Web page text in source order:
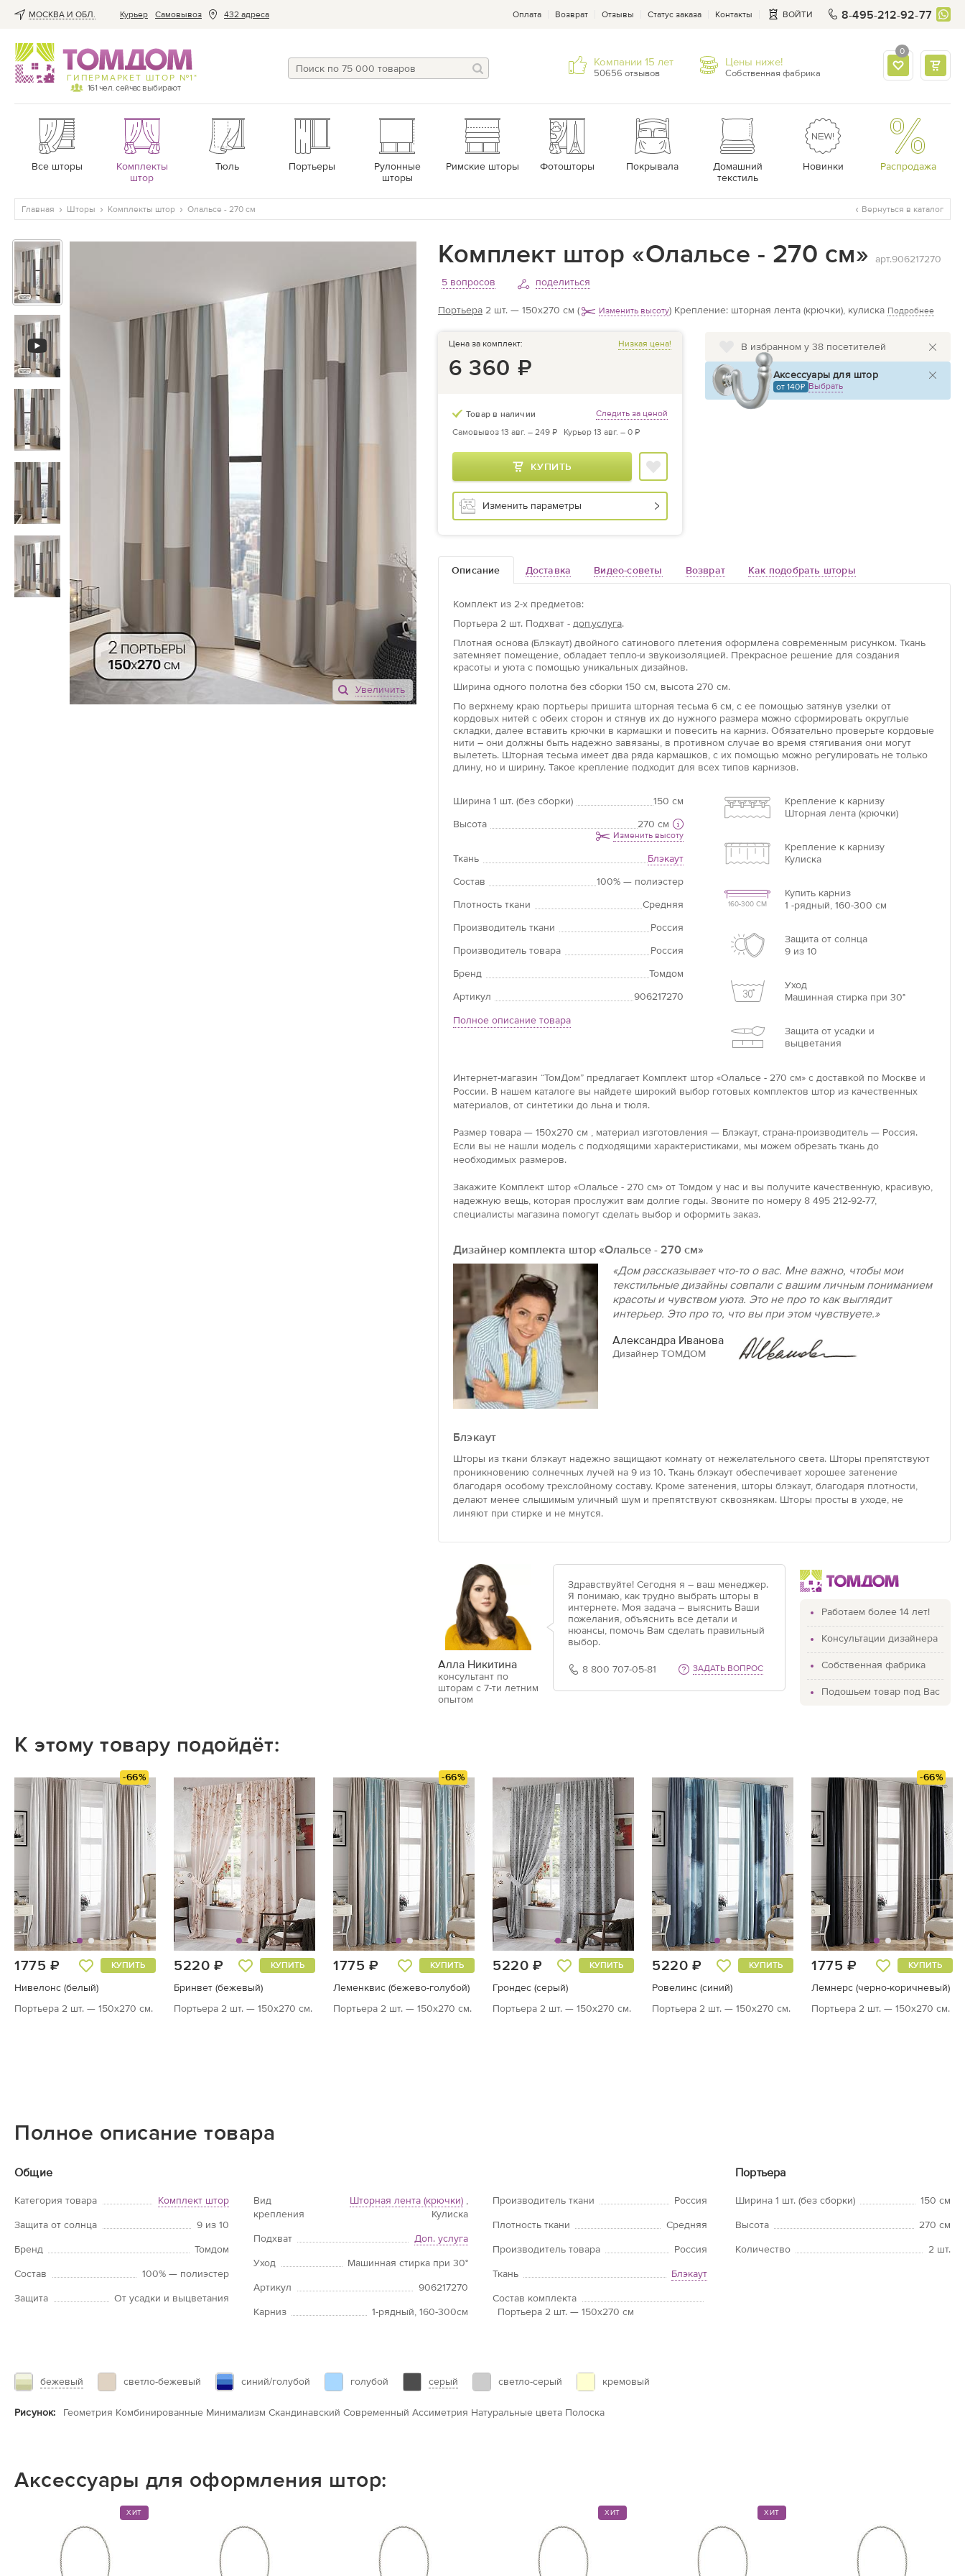
МОСКВА И ОБЛ. Курьер Cамовывоз 432 адреса Оплата Возврат Отзывы Статус заказа Контакты ВОЙТИ 8-495-212-92-77
ГИПЕРМАРКЕТ ШТОР №1*
161 чел. сейчас выбирают
Компании 15 лет
50656 отзывов
Цены ниже!
Собственная фабрика
0
Все шторы
Комплекты
штор
Тюль Портьеры
Рулонные
шторы
Римские шторы Фотошторы Покрывала
Домашний
текстиль
Новинки Распродажа
Главная Шторы Комплекты штор Олальсе - 270 см Вернуться в каталог
Увеличить Увеличить
Комплект штор «Олальсе - 270 см»
арт.906217270
5 вопросов
поделиться
Портьера 2 шт. — 150х270 см ( Изменить высоту) Крепление: шторная лента (крючки), кулиска Подробнее
Цена за комплект: Низкая цена!
6 360 ₽
Товар в наличии
Следить за ценой
Самовывоз 13 авг. – 249 ₽ Курьер 13 авг. – 0 ₽
КУПИТЬ
Изменить параметры
В избранном у 38 посетителей
Аксессуары для штор
от 140 Выбрать
Описание Доставка Видео-советы Возврат Как подобрать шторы
Комплект из 2-х предметов:
Портьера 2 шт. Подхват - доп.услуга.
Плотная основа (Блэкаут) двойного сатинового плетения оформлена современным рисунком. Ткань
затемняет помещение, обладает тепло-и звукоизоляцией. Прекрасное решение для создания
красоты и уюта с помощью уникальных дизайнов.
Ширина одного полотна без сборки 150 см, высота 270 см.
По верхнему краю портьеры пришита шторная тесьма 6 см, с ее помощью затянув узелки от
кордовых нитей с обеих сторон и стянув их до нужного размера можно сформировать округлые
складки, далее вставить крючки в кармашки и повесить на карниз. Обязательно проверьте кордовые
нити – они должны быть надежно завязаны, в противном случае во время стягивания они могут
вылететь. Шторная тесьма имеет два ряда кармашков, с их помощью можно регулировать не только
длину, но и ширину. Такое крепление подходит для всех типов карнизов.
Ширина 1 шт. (без сборки)
150 см
Высота
270 см
Изменить высоту
Ткань
Блэкаут
Состав
100% — полиэстер
Плотность ткани
Средняя
Производитель ткани
Россия
Производитель товара
Россия
Бренд
Томдом
Артикул
906217270
Полное описание товара
Крепление к карнизу
Шторная лента (крючки)
Крепление к карнизу
Кулиска
160-300 СМ
Купить карниз
1 -рядный, 160-300 см
Защита от солнца
9 из 10
Уход
Машинная стирка при 30°
Защита от усадки и
выцветания
Интернет-магазин “ТомДом” предлагает Комплект штор «Олальсе - 270 см» с доставкой по Москве и
России. В нашем каталоге вы найдете широкий выбор готовых комплектов штор из качественных
материалов, от синтетики до льна и тюля.
Размер товара — 150x270 см , материал изготовления — Блэкаут, страна-производитель — Россия.
Если вы не нашли модель с подходящими характеристиками, мы можем обрезать ткань до
необходимых размеров.
Закажите Комплект штор «Олальсе - 270 см» от Томдом у нас и вы получите качественную, красивую,
надежную вещь, которая прослужит вам долгие годы. Звоните по номеру 8 495 212-92-77,
специалисты магазина помогут сделать выбор и оформить заказ.
Дизайнер комплекта штор «Олальсе - 270 см»
«Дом рассказывает что-то о вас. Мне важно, чтобы мои
текстильные дизайны совпали с вашим личным пониманием
красоты и чувством уюта. Это не про то как выглядит
интерьер. Это про то, что вы при этом чувствуете.»
Александра Иванова
Дизайнер ТОМДОМ
Блэкаут
Шторы из ткани блэкаут надежно защищают комнату от нежелательного света. Шторы препятствуют
проникновению солнечных лучей на 9 из 10. Ткань блэкаут обеспечивает хорошее затенение
благодаря особому трехслойному составу. Кроме затенения, шторы блэкаут, благодаря плотности,
делают менее слышимым уличный шум и препятствуют сквознякам. Шторы просты в уходе, не
линяют при стирке и не мнутся.
Длина потолочного карниза
Длина карниза – это базовая цифра, от которой
необходимо отталкиваться при расчётах.
Измерьте ширину оконного проема +20 см =
Алла Никитина
консультант по
шторам с 7-ти летним
опытом
Здравствуйте! Сегодня я – ваш менеджер.
Я понимаю, как трудно выбрать шторы в
интернете. Моя задача – выяснить Ваши
пожелания, объяснить все детали и
нюансы, помочь Вам сделать правильный
выбор.
8 800 707-05-81 ЗАДАТЬ ВОПРОС
Работаем более 14 лет!
Консультации дизайнера
Собственная фабрика
Подошьем товар под Вас
К этому товару подойдёт:
-66%
1775 ₽ КУПИТЬ
Нивелонс (белый)
Портьера 2 шт. — 150х270 см.
5220 ₽ КУПИТЬ
Бринвет (бежевый)
Портьера 2 шт. — 150х270 см.
-66%
1775 ₽ КУПИТЬ
Леменквис (бежево-голубой)
Портьера 2 шт. — 150х270 см.
5220 ₽ КУПИТЬ
Грондес (серый)
Портьера 2 шт. — 150х270 см.
5220 ₽ КУПИТЬ
Ровелинс (синий)
Портьера 2 шт. — 150х270 см.
-66%
1775 ₽ КУПИТЬ
Лемнерс (черно-коричневый)
Портьера 2 шт. — 150х270 см.
Полное описание товара
Общие
Категория товара
Комплект штор
Защита от солнца
9 из 10
Бренд
Томдом
Состав
100% — полиэстер
Защита
От усадки и выцветания
Вид
крепления
Шторная лента (крючки) ,
Кулиска
Подхват
Доп. услуга
Уход
Машинная стирка при 30°
Артикул
906217270
Карниз
1-рядный, 160-300см
Производитель ткани
Россия
Плотность ткани
Средняя
Производитель товара
Россия
Ткань
Блэкаут
Состав комплекта
Портьера 2 шт. — 150х270 см
Портьера
Ширина 1 шт. (без сборки)
150 см
Высота
270 см
Количество
2 шт.
бежевый светло-бежевый синий/голубой голубой серый светло-серый кремовый
Рисунок: Геометрия Комбинированные Минимализм Скандинавский Современный Ассиметрия Натуральные цвета Полоска
Аксессуары для оформления штор:
ХИТ ХИТ ХИТ